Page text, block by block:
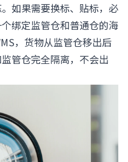
如果需要换标、贴标，必
绑定监管仓和普通仓的海
，货物从监管仓移出后
管仓完全隔离，不会出